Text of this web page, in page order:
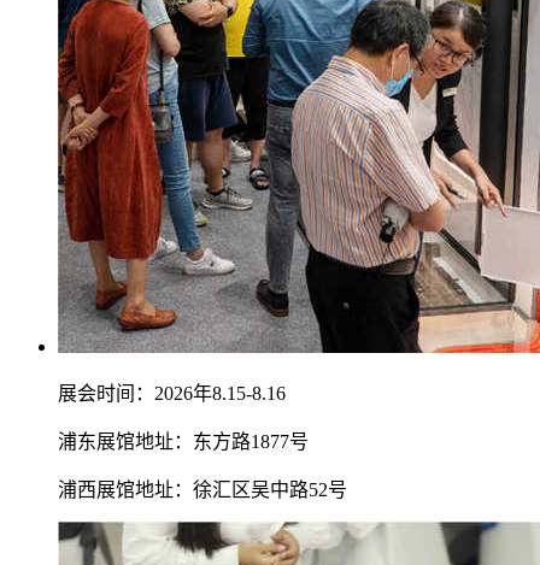
展会时间：2026年8.15-8.16
浦东展馆地址：东方路1877号
浦西展馆地址：徐汇区吴中路52号